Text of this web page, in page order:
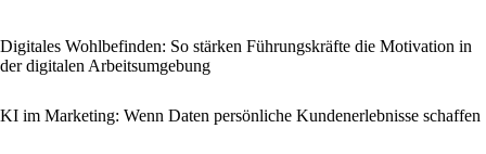
Digitales Wohlbefinden: So stärken Führungskräfte die Motivation in
der digitalen Arbeitsumgebung
KI im Marketing: Wenn Daten persönliche Kundenerlebnisse schaffen